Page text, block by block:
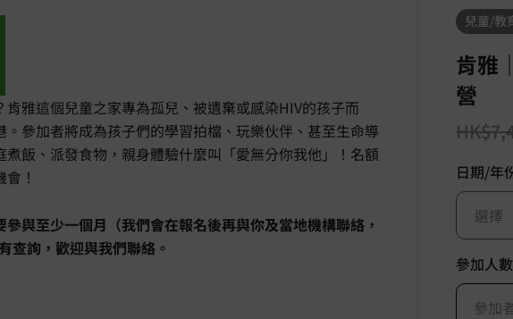
雅這個兒童之家專為孤兒、被遺棄或感染HIV的孩子而
參加者將成為孩子們的學習拍檔、玩樂伙伴、甚至生命導
飯、派發食物，親身體驗什麼叫「愛無分你我他」！名額
！
與至少一個月（我們會在報名後再與你及當地機構聯絡，
查詢，歡迎與我們聯絡。
兒童/教
肯雅
營
HK$
日期/年
選擇
參加人數
參加